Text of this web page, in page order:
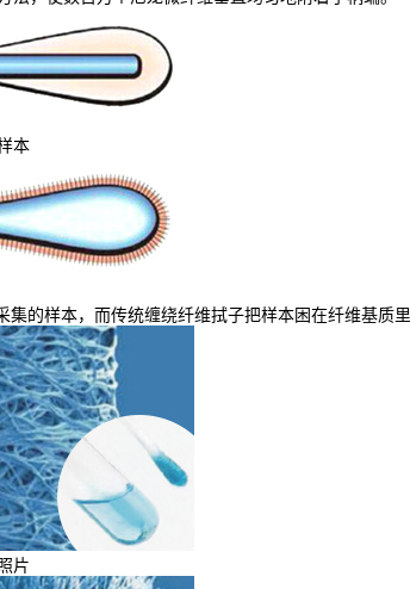
本
集的样本，而传统缠绕纤维拭子把样本困在纤维基质
片